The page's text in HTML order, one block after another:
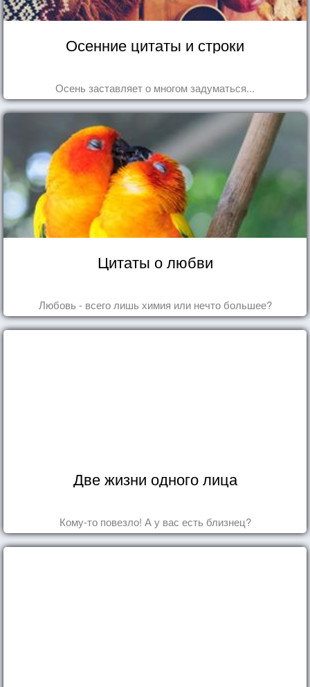
Осенние цитаты и строки
Осень заставляет о многом задуматься...
Цитаты о любви
Любовь - всего лишь химия или нечто большее?
Две жизни одного лица
Кому-то повезло! А у вас есть близнец?